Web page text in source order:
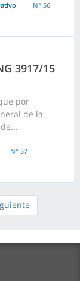
N° 56
3917/15
por
de la
N° 57